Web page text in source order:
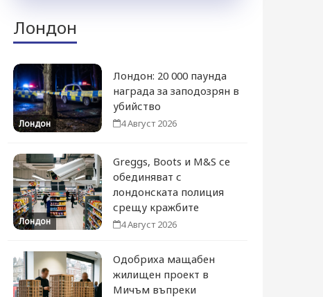
Лондон
Лондон
Лондон: 20 000 паунда
награда за заподозрян в
убийство
4 Август 2026
Лондон
Greggs, Boots и M&S се
обединяват с
лондонската полиция
срещу кражбите
4 Август 2026
Одобриха мащабен
жилищен проект в
Мичъм въпреки